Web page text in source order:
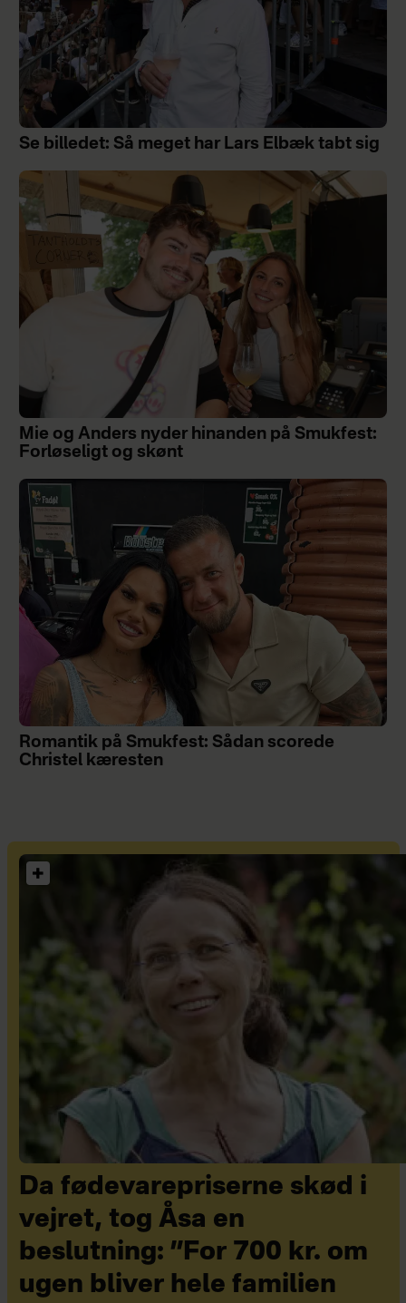
Se billedet: Så meget har Lars Elbæk tabt sig
Mie og Anders nyder hinanden på Smukfest:
Forløseligt og skønt
Romantik på Smukfest: Sådan scorede
Christel kæresten
Da fødevarepriserne skød i
vejret, tog Åsa en
beslutning: ”For 700 kr. om
ugen bliver hele familien